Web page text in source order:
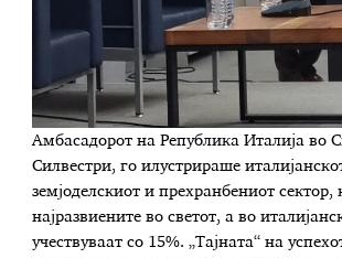
Амбасадорот на Република Италија во
Силвестри, го илустрираше
земјоделскиот и прехранбениот сектор,
најразвиените во светот, а во
учествуваат со 15%. „Тајната“ на